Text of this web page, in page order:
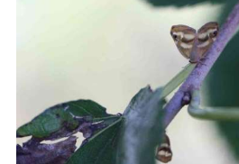
GALERİ
VİDEO